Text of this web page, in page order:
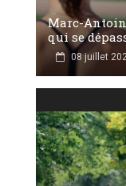
Marc-
qui se
08 juillet